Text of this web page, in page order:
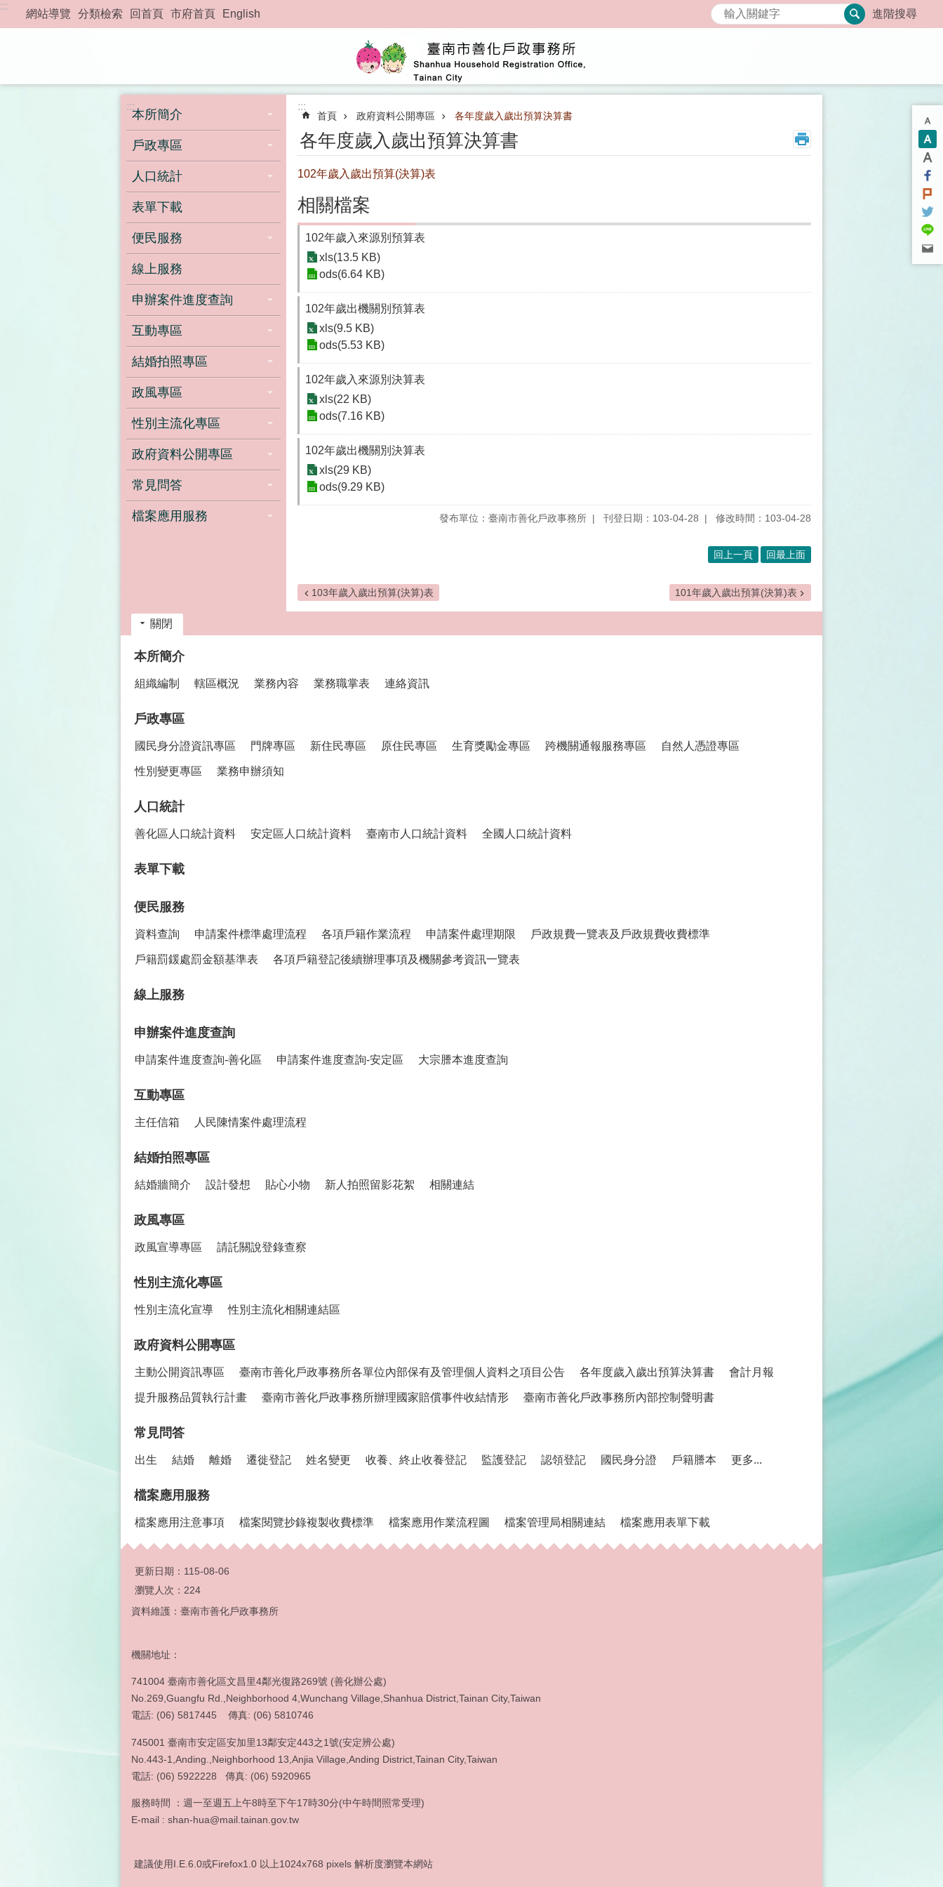
跳到主要內容區塊
:::
網站導覽 分類檢索 回首頁 市府首頁 English 搜尋 進階搜尋
:::
本所簡介
戶政專區
人口統計
表單下載
便民服務
線上服務
申辦案件進度查詢
互動專區
結婚拍照專區
政風專區
性別主流化專區
政府資料公開專區
常見問答
檔案應用服務
:::
首頁 政府資料公開專區 各年度歲入歲出預算決算書
各年度歲入歲出預算決算書
102年歲入歲出預算(決算)表
相關檔案
102年歲入來源別預算表
xls(13.5 KB)
ods(6.64 KB)
102年歲出機關別預算表
xls(9.5 KB)
ods(5.53 KB)
102年歲入來源別決算表
xls(22 KB)
ods(7.16 KB)
102年歲出機關別決算表
xls(29 KB)
ods(9.29 KB)
發布單位：臺南市善化戶政事務所 刊登日期：103-04-28 修改時間：103-04-28
回上一頁 回最上面
103年歲入歲出預算(決算)表 101年歲入歲出預算(決算)表
關閉
本所簡介
組織編制 轄區概況 業務內容 業務職掌表 連絡資訊
戶政專區
國民身分證資訊專區 門牌專區 新住民專區 原住民專區 生育獎勵金專區 跨機關通報服務專區 自然人憑證專區
性別變更專區 業務申辦須知
人口統計
善化區人口統計資料 安定區人口統計資料 臺南市人口統計資料 全國人口統計資料
表單下載
便民服務
資料查詢 申請案件標準處理流程 各項戶籍作業流程 申請案件處理期限 戶政規費一覽表及戶政規費收費標準
戶籍罰鍰處罰金額基準表 各項戶籍登記後續辦理事項及機關參考資訊一覽表
線上服務
申辦案件進度查詢
申請案件進度查詢-善化區 申請案件進度查詢-安定區 大宗謄本進度查詢
互動專區
主任信箱 人民陳情案件處理流程
結婚拍照專區
結婚牆簡介 設計發想 貼心小物 新人拍照留影花絮 相關連結
政風專區
政風宣導專區 請託關說登錄查察
性別主流化專區
性別主流化宣導 性別主流化相關連結區
政府資料公開專區
主動公開資訊專區 臺南市善化戶政事務所各單位內部保有及管理個人資料之項目公告 各年度歲入歲出預算決算書 會計月報
提升服務品質執行計畫 臺南市善化戶政事務所辦理國家賠償事件收結情形 臺南市善化戶政事務所內部控制聲明書
常見問答
出生 結婚 離婚 遷徙登記 姓名變更 收養、終止收養登記 監護登記 認領登記 國民身分證 戶籍謄本 更多...
檔案應用服務
檔案應用注意事項 檔案閱覽抄錄複製收費標準 檔案應用作業流程圖 檔案管理局相關連結 檔案應用表單下載
更新日期： 115-08-06
瀏覽人次： 224
資料維護：臺南市善化戶政事務所
機關地址：
741004 臺南市善化區文昌里4鄰光復路269號 (善化辦公處)
No.269,Guangfu Rd.,Neighborhood 4,Wunchang Village,Shanhua District,Tainan City,Taiwan
電話: (06) 5817445 傳真: (06) 5810746
745001 臺南市安定區安加里13鄰安定443之1號(安定辨公處)
No.443-1,Anding.,Neighborhood 13,Anjia Village,Anding District,Tainan City,Taiwan
電話: (06) 5922228 傳真: (06) 5920965
服務時間 ：週一至週五上午8時至下午17時30分(中午時間照常受理)
E-mail : shan-hua@mail.tainan.gov.tw
建議使用I.E.6.0或Firefox1.0 以上1024x768 pixels 解析度瀏覽本網站